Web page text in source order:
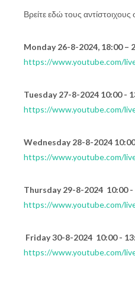
Βρείτε εδώ τους
Monday 26-8-2024, 18:00 –
https://www.youtube.com/
Tuesday 27-8-2024 10:00 -
https://www.youtube.com/
Wednesday 28-8-2024
https://www.youtube.com/
Thursday 29-8-2024 10:00 -
https://www.youtube.com/
Friday 30-8-2024 10:00 -
https://www.youtube.com/